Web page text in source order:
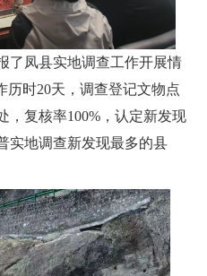
了凤县实地调查工作开展情
历时20天，调查登记文物点
，复核率100%，认定新发现
实地调查新发现最多的县